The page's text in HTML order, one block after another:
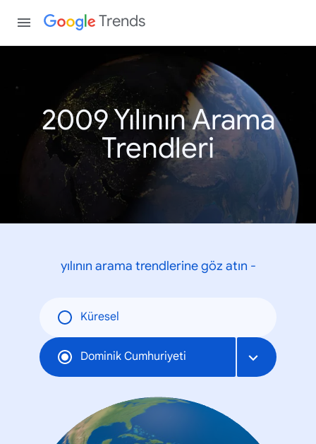
Trends
2009 Yılının Arama
Trendleri
yılının arama trendlerine göz atın -
Küresel
Dominik Cumhuriyeti